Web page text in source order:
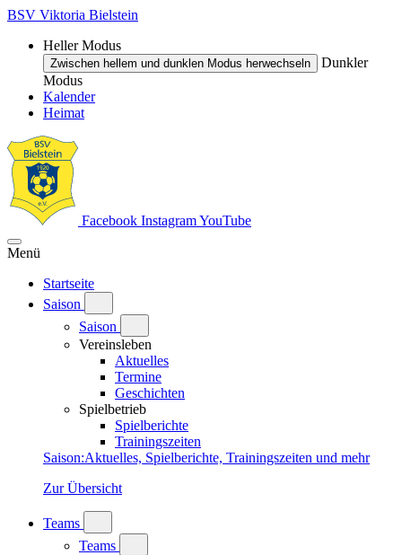
BSV Viktoria Bielstein
Heller Modus
Zwischen hellem und dunklen Modus herwechseln
Dunkler
Modus
Kalender
Heimat
Facebook InstagramYouTube
Menü
Startseite
Saison
Saison
Vereinsleben
Aktuelles
Termine
Geschichten
Spielbetrieb
Spielberichte
Trainingszeiten
Saison:Aktuelles, Spielberichte, Trainingszeiten und mehr
Zur Übersicht
Teams
Teams